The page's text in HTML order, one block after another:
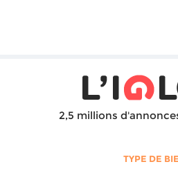
2,5 millions
TYPE DE